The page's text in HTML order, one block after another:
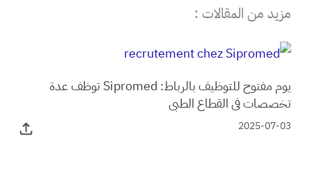
مزيد من المقالات :
يوم مفتوح للتوظيف بالرباط: Sipromed توظف عدة
تخصصات في القطاع الطبي
2025-07-03